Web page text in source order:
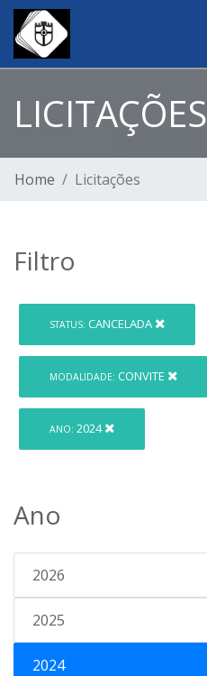
LICITAÇÕES
Home Licitações
Filtro
STATUS: CANCELADA
MODALIDADE: CONVITE
ANO: 2024
Ano
2026
2025
2024